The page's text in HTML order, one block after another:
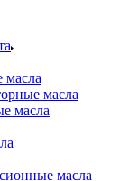
масла
масла
масла